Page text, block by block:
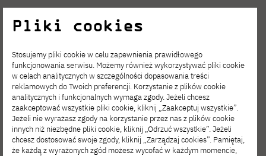
specjalizację do automatyzacji procesów i
monitorowania wydajności aktualnie
działających rozwiązań.
Michał Amanowicz – Doświadczony Manager
doświadczeniem w IT. Obecnie pracujący w
branży IT Pharma.
Michał
Gołda
Pliki cookies
Stosujemy pliki cookie w celu zapewnienia prawidłowego
funkcjonowania serwisu. Możemy również wykorzystywać pliki cookie
w celach analitycznych w szczególności dopasowania treści
reklamowych do Twoich preferencji. Korzystanie z plików cookie
analitycznych i funkcjonalnych wymaga zgody. Jeżeli chcesz
zaakceptować wszystkie pliki cookie, kliknij „Zaakceptuj wszystkie”.
Jeżeli nie wyrażasz zgody na korzystanie przez nas z plików cookie
innych niż niezbędne pliki cookie, kliknij „Odrzuć wszystkie”. Jeżeli
chcesz dostosować swoje zgody, kliknij „Zarządzaj cookies”. Pamiętaj,
że każdą z wyrażonych zgód możesz wycofać w każdym momencie,